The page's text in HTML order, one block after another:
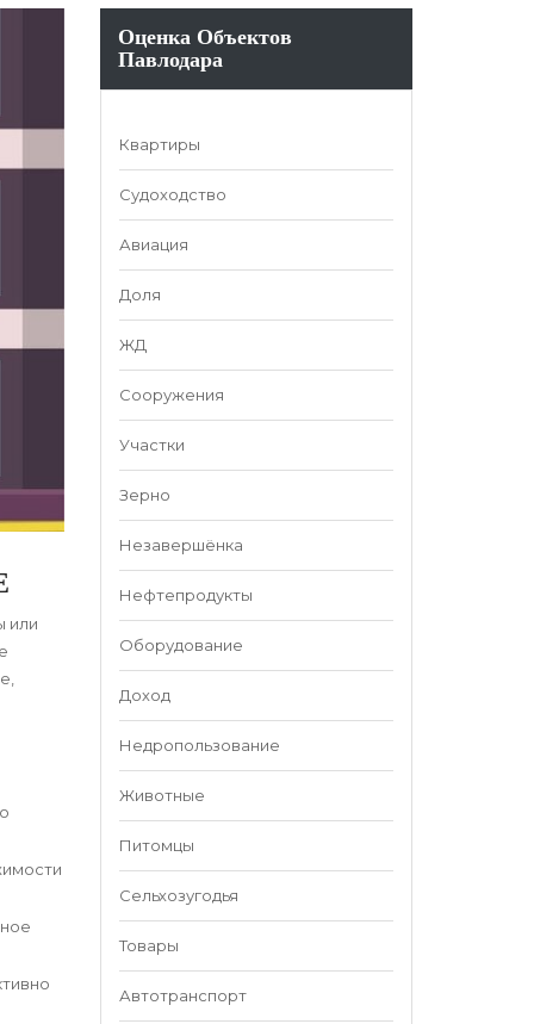
Оценка Объектов
Павлодара
Квартиры
Судоходство
Авиация
Доля
ЖД
Сооружения
Участки
Зерно
Незавершёнка
Нефтепродукты
Оборудование
Доход
Недропользование
Животные
Питомцы
Сельхозугодья
Товары
Автотранспорт
или